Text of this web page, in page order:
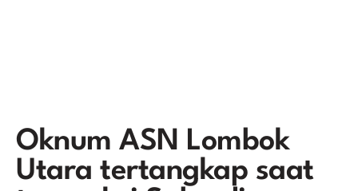
Oknum ASN Lombok
Utara tertangkap saat